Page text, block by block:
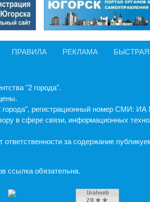
ПРАВИЛА РЕКЛАМА
"2 города".
города", регистрационный номер СМИ:
в сфере связи, информационных
ответственности за содержание
ссылка обязательна.